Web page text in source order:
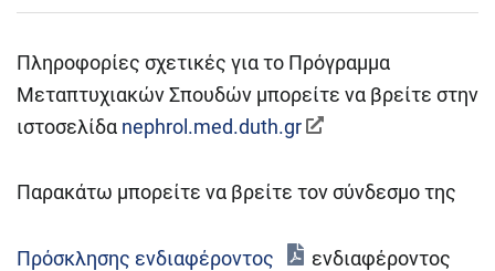
Πληροφορίες σχετικές για το Πρόγραμμα
Μεταπτυχιακών Σπουδών μπορείτε να βρείτε στην
ιστοσελίδα nephrol.med.duth.gr
Παρακάτω μπορείτε να βρείτε τον σύνδεσμο της
Πρόσκλησης ενδιαφέροντος
ενδιαφέροντος